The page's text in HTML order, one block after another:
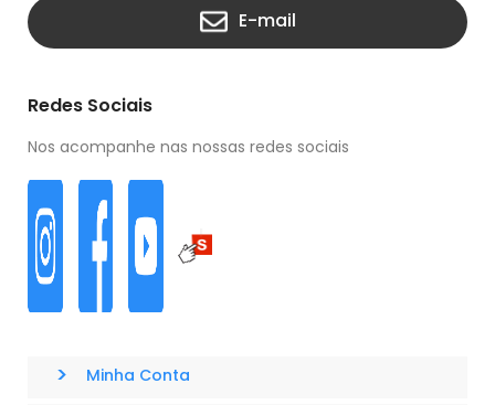
E-mail
Redes Sociais
Nos acompanhe nas nossas redes sociais
> Minha Conta